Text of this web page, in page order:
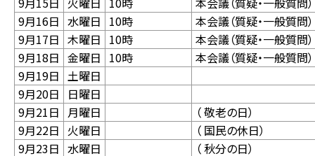
9月16日 水曜日 10時
本会議（質疑・一般質問）
9月17日 木曜日 10時
本会議（質疑・一般質問）
9月18日 金曜日 10時
本会議（質疑・一般質問）
9月19日 土曜日
9月20日
日曜日
9月21日 月曜日
（ 敬老の日）
9月22日 火曜日
（ 国民の休日）
9月23日 水曜日
（ 秋分の日）